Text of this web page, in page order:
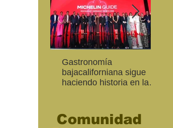
"Función Velorio" llegará
al Teatro Universitario
como cierre del Taller de
Comunidad
Gastronomía
bajacaliforniana sigue
haciendo historia en la